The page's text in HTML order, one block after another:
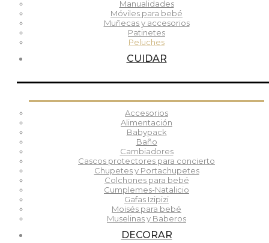
Manualidades
Móviles para bebé
Muñecas y accesorios
Patinetes
Peluches
CUIDAR
Accesorios
Alimentación
Babypack
Baño
Cambiadores
Cascos protectores para concierto
Chupetes y Portachupetes
Colchones para bebé
Cumplemes-Natalicio
Gafas Izipizi
Moisés para bebé
Muselinas y Baberos
DECORAR